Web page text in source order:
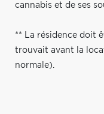
cannabis et de ses
** La résidence doit
trouvait avant la
normale).